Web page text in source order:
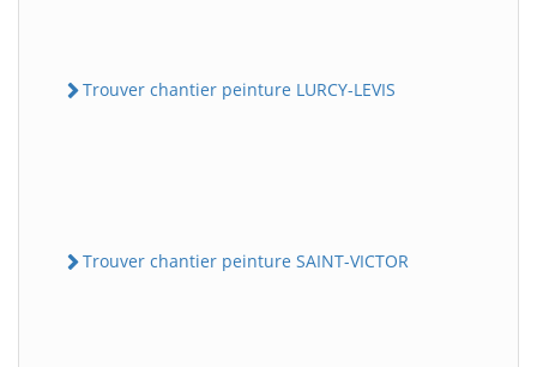
Trouver chantier peinture LURCY-LEVIS
Trouver chantier peinture SAINT-VICTOR